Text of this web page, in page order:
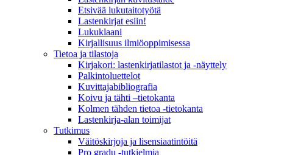
Etsivää lukutaitotyötä
Lastenkirjat esiin!
Lukuklaani
Kirjallisuus ilmiöoppimisessa
Tietoa ja tilastoja
Kirjakori: lastenkirjatilastot ja -näyttely
Palkintoluettelot
Kuvittaja­bibliografia
Koivu ja tähti –tietokanta
Kolmen tähden tietoa -tietokanta
Lastenkirja-alan toimijat
Tutkimus
Väitöskirjoja ja lisensiaatintöitä
Pro gradu -tutkielmia